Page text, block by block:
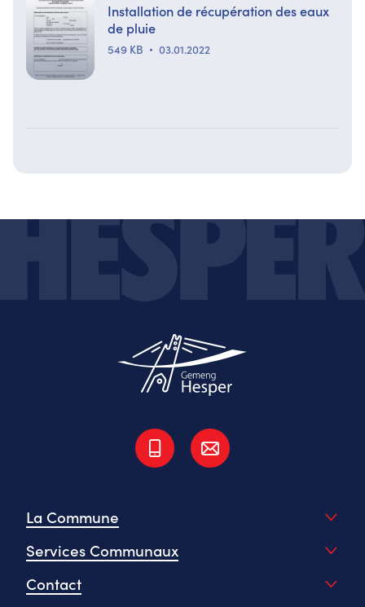
Installation de récupération des eaux
de pluie
549 KB 03.01.2022
La Commune
Services Communaux
Contact